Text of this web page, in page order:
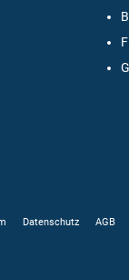
Datenschutz AGB